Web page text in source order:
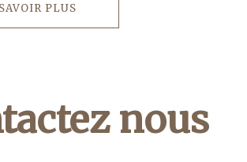
PLUS
nous